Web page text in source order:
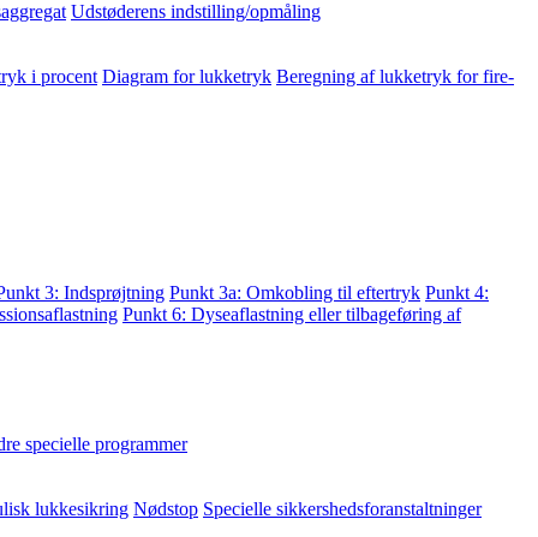
Udstøderens indstilling/opmåling
i procent Diagram for lukketryk Beregning af lukketryk for fire-
3: Indsprøjtning Punkt 3a: Omkobling til eftertryk Punkt 4:
Punkt 6: Dyseaflastning eller tilbageføring af
specielle programmer
lukkesikring Nødstop Specielle sikkershedsforanstaltninger